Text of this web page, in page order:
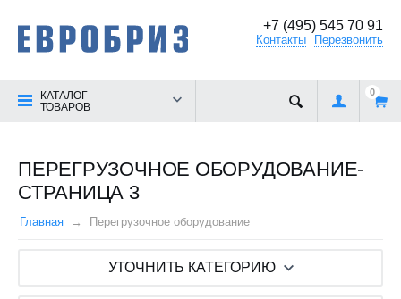
+7 (495) 545 70 91
Контакты Перезвонить
КАТАЛОГ
ТОВАРОВ
0
ПЕРЕГРУЗОЧНОЕ ОБОРУДОВАНИЕ-
СТРАНИЦА 3
Главная Перегрузочное оборудование
УТОЧНИТЬ КАТЕГОРИЮ